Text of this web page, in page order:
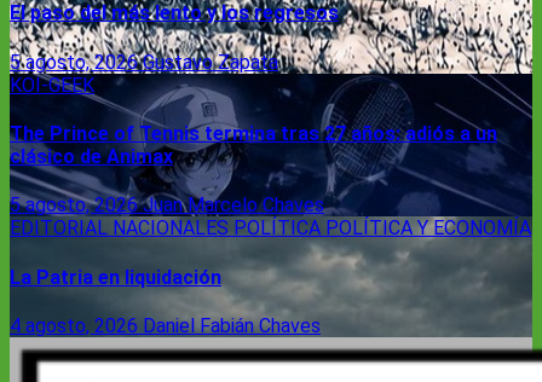
El paso del más lento y los regresos
5 agosto, 2026Gustavo Zapata
KOI-GEEK
The Prince of Tennis termina tras 27 años: adiós a un
clásico de Animax
5 agosto, 2026Juan Marcelo Chaves
EDITORIAL NACIONALES POLÍTICA POLÍTICA Y ECONOMÍA
La Patria en liquidación
4 agosto, 2026 Daniel Fabián Chaves